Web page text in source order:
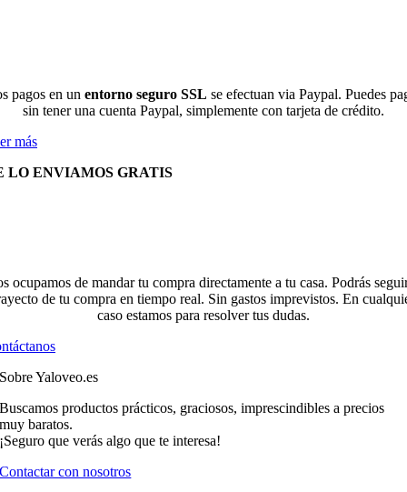
pagos en un entorno seguro SSL se efectuan via Paypal. Puedes
sin tener una cuenta Paypal, simplemente con tarjeta de crédito.
más
LO ENVIAMOS GRATIS
ocupamos de mandar tu compra directamente a tu casa. Podrás
de tu compra en tiempo real. Sin gastos imprevistos. En
caso estamos para resolver tus dudas.
Sobre Yaloveo.es
Buscamos productos prácticos, graciosos, imprescindibles a precios
muy baratos.
¡Seguro que verás algo que te interesa!
Contactar con nosotros